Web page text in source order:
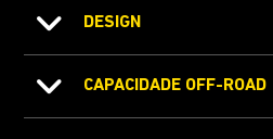
DESIGN
CAPACIDADE OFF-ROAD